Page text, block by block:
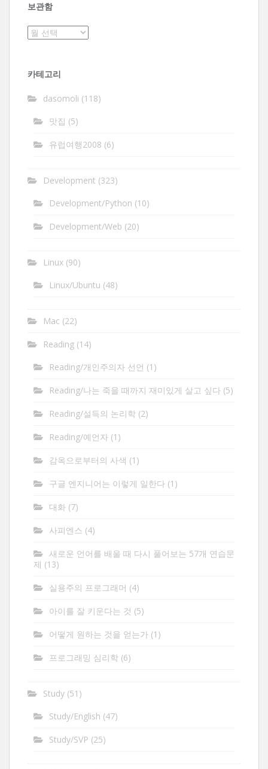
보관함
보
카테고리
dasomoli (118)
맛집 (5)
유럽여행2008 (6)
Development (323)
Development/Python (10)
Development/Web (20)
Linux (90)
Linux/Ubuntu (48)
Mac (22)
Reading (14)
Reading/개인주의자 선언 (1)
Reading/나는 죽을 때까지 재미있게 살고 싶다 (5)
Reading/설득의 논리학 (2)
Reading/예언자 (1)
감옥으로부터의 사색 (1)
구글 엔지니어는 이렇게 일한다 (1)
대화 (7)
사피엔스 (4)
새로운 언어를 배울 때 다시 풀어보는 57개 연습문
제 (13)
실용주의 프로그래머 (4)
아이를 잘 키운다는 것 (5)
어떻게 원하는 것을 얻는가 (1)
프로그래밍 심리학 (6)
Study (51)
Study/English (47)
Study/SVP (25)